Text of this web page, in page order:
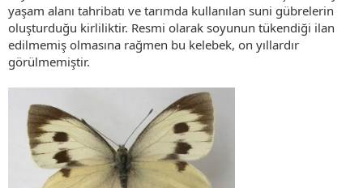
yaşam alanı tahribatı ve tarımda kullanılan suni gübrelerin
oluşturduğu kirliliktir. Resmi olarak soyunun tükendiği ilan
edilmemiş olmasına rağmen bu kelebek, on yıllardır
görülmemiştir.